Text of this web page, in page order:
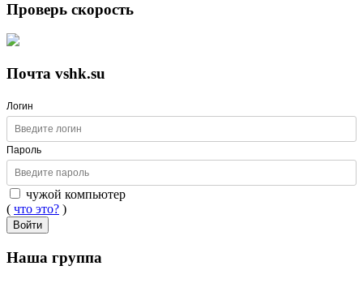
Проверь скорость
Почта vshk.su
Логин
Пароль
чужой компьютер
( что это? )
Войти
Наша группа